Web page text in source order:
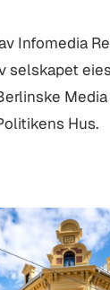
Infomedia
selskapet
Hus.